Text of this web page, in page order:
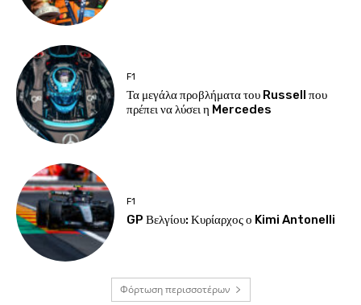
F1
Τα μεγάλα προβλήματα του Russell που
πρέπει να λύσει η Mercedes
F1
GP Βελγίου: Κυρίαρχος ο Kimi Antonelli
Φόρτωση περισσοτέρων